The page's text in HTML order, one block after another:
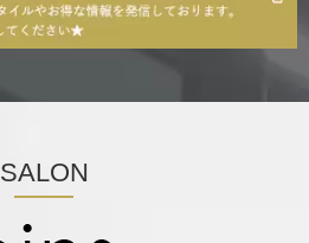
SALON